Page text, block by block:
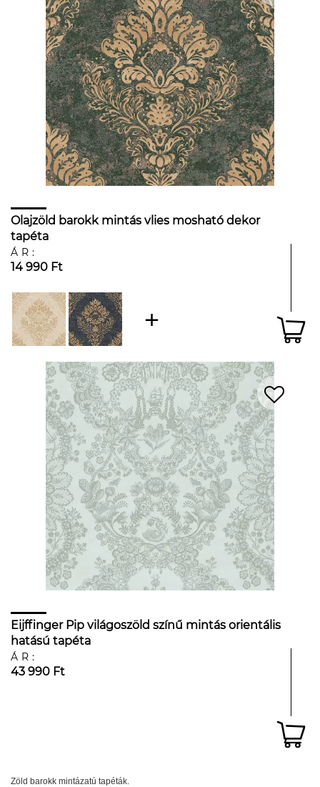
Olajzöld barokk mintás vlies mosható dekor
tapéta
ÁR:
14 990 Ft
Eijffinger Pip világoszöld színű mintás orientális
hatású tapéta
ÁR:
43 990 Ft
Zöld barokk mintázatú tapéták.